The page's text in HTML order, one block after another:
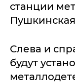
станции
Слева и
будут